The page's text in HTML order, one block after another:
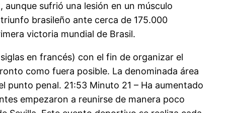
sufrió una lesión en un músculo
brasileño ante cerca de 175.000
victoria mundial de Brasil.
en francés) con el fin de organizar el
como fuera posible. La denominada área
punto penal. 21:53 Minuto 21 – Ha aumentado
empezaron a reunirse de manera poco